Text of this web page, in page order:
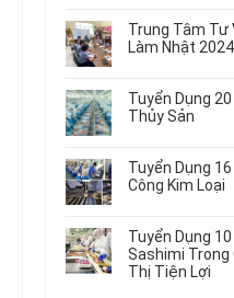
Điện
Dùng
Tô
Máy
Gia
Công
Chi
Tiết
Đơn
Hàng
Nữ
Nhật
Mới
Nhất
có
bình
luận
Du
Học
Singapore
Tập
Hưởng
Lương
Trung Tâm Tư
Làm Nhật
có
bình
luận
Trung
Tâm
Tư
Việc
Làm
Nhật
2024
Tuyển Dụng
Thủy Sản
có
bình
luận
Tuyển
Dụng
20
Nữ
Tuyển Dụng
Công Kim Loại
có
bình
luận
ở
Tuyển Dụng
Sashimi Trong
Thị Tiện Lợi